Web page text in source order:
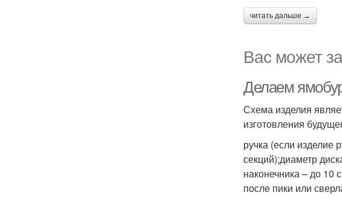
читать дальше →
Вас может
Делаем
Схема изделия
изготовления
ручка (если изделие
секций);диаметр
наконечника – до 10
после пики или